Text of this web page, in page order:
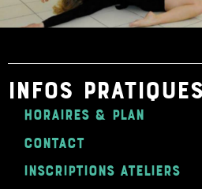
INFOS PRATIQUES
Horaires & Plan
Contact
Inscriptions ateliers